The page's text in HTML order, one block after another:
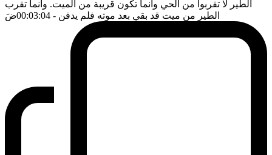
الطير لا تقربوا من الحي وانما تكون قريبة من الميت. وانما تقرب
الطير من ميت قد بقي بعد موته فلم يدفن - 00:03:04 ضَ